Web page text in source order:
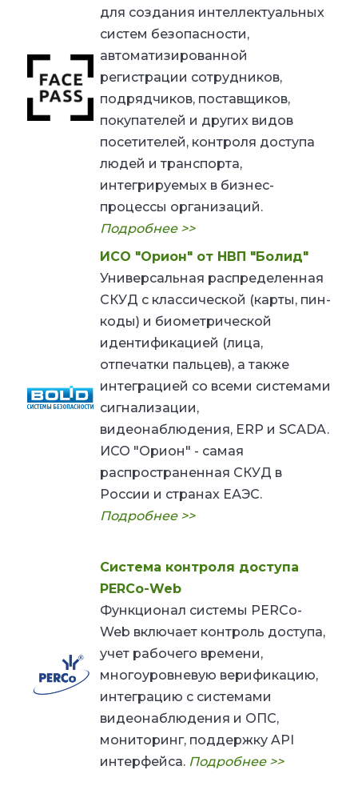
для создания интеллектуальных
систем безопасности,
автоматизированной
регистрации сотрудников,
подрядчиков, поставщиков,
покупателей и других видов
посетителей, контроля доступа
людей и транспорта,
интегрируемых в бизнес-
процессы организаций.
Подробнее >>
ИСО "Орион" от НВП "Болид"
Универсальная распределенная
СКУД с классической (карты, пин-
коды) и биометрической
идентификацией (лица,
отпечатки пальцев), а также
интеграцией со всеми системами
сигнализации,
видеонаблюдения, ERP и SCADA.
ИСО "Орион" - самая
распространенная СКУД в
России и странах ЕАЭС.
Подробнее >>
Система контроля доступа
PERCo-Web
Функционал системы PERCo-
Web включает контроль доступа,
учет рабочего времени,
многоуровневую верификацию,
интеграцию с системами
видеонаблюдения и ОПС,
мониторинг, поддержку API
интерфейса. Подробнее >>